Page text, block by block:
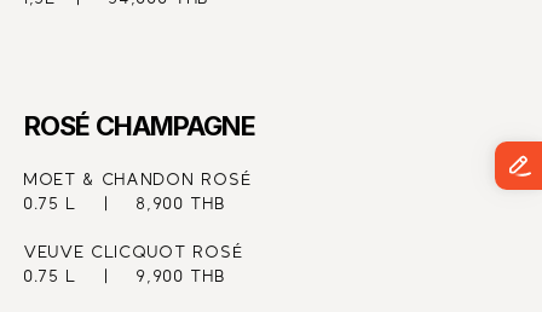
ROSÉ CHAMPAGNE
MOET & CHANDON ROSÉ
0.75 L    |    8,900 THB
VEUVE CLICQUOT ROSÉ
0.75 L    |    9,900 THB